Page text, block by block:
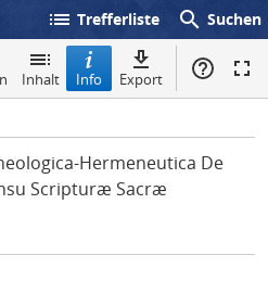
list Trefferliste search Suchen
Inhalt Info Export
Hermeneutica De
Scripturæ Sacræ